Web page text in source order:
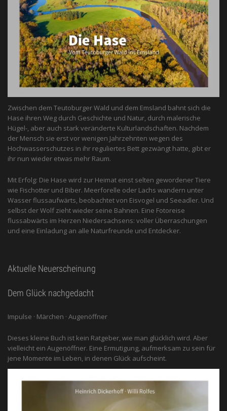
Zwischen dem Teutoburger Wald und dem Emsland bahnt sich die
Hase ihren Weg durch Geschichte und Natur, durch malerische
Hügel-, aber auch stark veränderte Kulturlandschaften. Nachdem
der Mensch sie erst vor wenigen Jahrzehnten wegen des
Hochwasserschutzes in ihr reguliertes Bett gezwängt hatte, gibt er
ihr nun wieder etwas mehr Raum.
Mit Erfolg: Die Hase wird zur Heimat einst selten gewordener Tiere
wie Fischotter und Biber. Meerforelle oder Lachs wandern unter
Wasser flussaufwärts, beobachtet von Eis­vogel und See­adler. Und
selbst der Wolf zieht wieder seine Bahnen. Eine Fotoreise
flussabwärts im Herzen Niedersachsens: voller Überraschungen
und eine Einladung an alle ­Naturfreunde und Entdecker.
Aktuelle Neuerscheinung
Dem Glück nachgedacht
Impulse · Märchen · Augenöffner
Dieses kleine Buch ist kein Ratgeber, wie man glücklich wird. Aber
vielleicht ein Augenöffner. Eine Ermutigung, aufmerksam zu sein für
jene Momente im Leben, in denen Glück aufscheint.